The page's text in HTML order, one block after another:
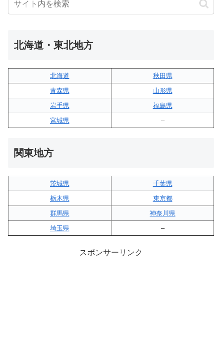
北海道・東北地方
北海道
秋田県
青森県
山形県
岩手県
福島県
宮城県
–
関東地方
茨城県
千葉県
栃木県
東京都
群馬県
神奈川県
埼玉県
–
スポンサーリンク